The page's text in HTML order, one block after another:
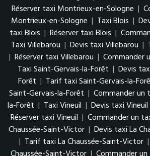
Réserver taxi Montrieux-en-Sologne |
Montrieux-en-Sologne | Taxi Blois |
taxi Blois | Réserver taxi Blois |
Taxi Villebarou | Devis taxi Villebarou |
| Réserver taxi Villebarou | Commander
Taxi Saint-Gervais-la-Forêt | Devis
Forêt | Tarif taxi Saint-Gervais-la-
Saint-Gervais-la-Forêt | Commander un
la-Forêt | Taxi Vineuil | Devis taxi Vineuil
Réserver taxi Vineuil | Commander un
Chaussée-Saint-Victor | Devis taxi La
| Tarif taxi La Chaussée-Saint-Victor |